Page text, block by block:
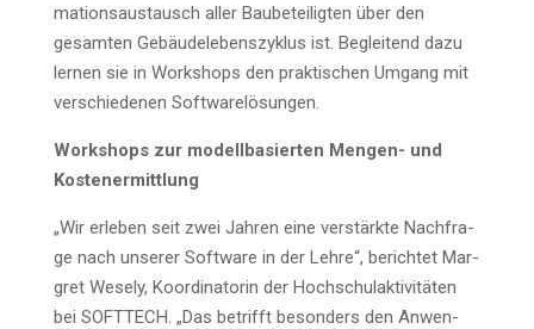
ma­ti­ons­aus­tausch aller Bau­be­tei­lig­ten über den
gesam­ten Gebäu­de­le­bens­zy­klus ist. Beglei­tend dazu
ler­nen sie in Work­shops den prak­ti­schen Umgang mit
ver­schie­de­nen Softwarelösungen.
Work­shops zur modell­ba­sier­ten Men­gen- und
Kostenermittlung
„Wir erle­ben seit zwei Jah­ren eine ver­stärk­te Nach­fra­
ge nach unse­rer Soft­ware in der Leh­re“, berich­tet Mar­
gret Wesely, Koor­di­na­to­rin der Hoch­schul­ak­ti­vi­tä­ten
bei SOFTTECH. „Das betrifft beson­ders den Anwen­